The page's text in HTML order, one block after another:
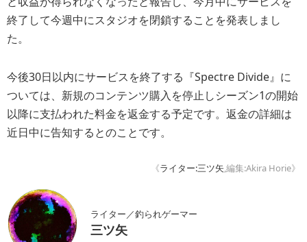
終了して今週中にスタジオを閉鎖することを発表しまし
た。
今後30日以内にサービスを終了する『Spectre Divide』に
ついては、新規のコンテンツ購入を停止しシーズン1の開始
以降に支払われた料金を返金する予定です。返金の詳細は
近日中に告知するとのことです。
《ライター:三ツ矢 ,編集:Akira Horie》
ライター／釣られゲーマー
三ツ矢